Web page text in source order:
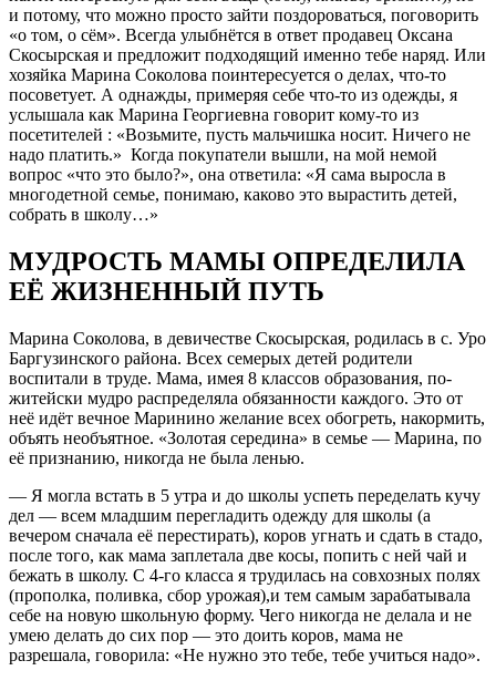
и потому, что можно просто зайти поздороваться, поговорить
«о том, о сём». Всегда улыбнётся в ответ продавец Оксана
Скосырская и предложит подходящий именно тебе наряд. Или
хозяйка Марина Соколова поинтересуется о делах, что-то
посоветует. А однажды, примеряя себе что-то из одежды, я
услышала как Марина Георгиевна говорит кому-то из
посетителей : «Возьмите, пусть мальчишка носит. Ничего не
надо платить.» Когда покупатели вышли, на мой немой
вопрос «что это было?», она ответила: «Я сама выросла в
многодетной семье, понимаю, каково это вырастить детей,
собрать в школу…»
МУДРОСТЬ МАМЫ ОПРЕДЕЛИЛА
ЕЁ ЖИЗНЕННЫЙ ПУТЬ
Марина Соколова, в девичестве Скосырская, родилась в с. Уро
Баргузинского района. Всех семерых детей родители
воспитали в труде. Мама, имея 8 классов образования, по-
житейски мудро распределяла обязанности каждого. Это от
неё идёт вечное Маринино желание всех обогреть, накормить,
объять необъятное. «Золотая середина» в семье — Марина, по
её признанию, никогда не была ленью.
— Я могла встать в 5 утра и до школы успеть переделать кучу
дел — всем младшим перегладить одежду для школы (а
вечером сначала её перестирать), коров угнать и сдать в стадо,
после того, как мама заплетала две косы, попить с ней чай и
бежать в школу. С 4-го класса я трудилась на совхозных полях
(прополка, поливка, сбор урожая),и тем самым зарабатывала
себе на новую школьную форму. Чего никогда не делала и не
умею делать до сих пор — это доить коров, мама не
разрешала, говорила: «Не нужно это тебе, тебе учиться надо».